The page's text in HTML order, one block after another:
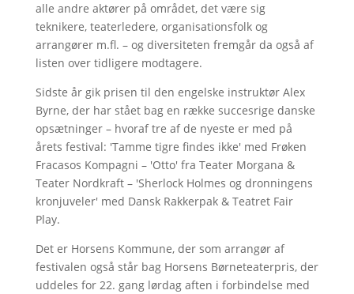
alle andre aktører på området, det være sig
teknikere, teaterledere, organisationsfolk og
arrangører m.fl. – og diversiteten fremgår da også af
listen over tidligere modtagere.
Sidste år gik prisen til den engelske instruktør Alex
Byrne, der har stået bag en række succesrige danske
opsætninger – hvoraf tre af de nyeste er med på
årets festival: 'Tamme tigre findes ikke' med Frøken
Fracasos Kompagni – 'Otto' fra Teater Morgana &
Teater Nordkraft – 'Sherlock Holmes og dronningens
kronjuveler' med Dansk Rakkerpak & Teatret Fair
Play.
Det er Horsens Kommune, der som arrangør af
festivalen også står bag Horsens Børneteaterpris, der
uddeles for 22. gang lørdag aften i forbindelse med